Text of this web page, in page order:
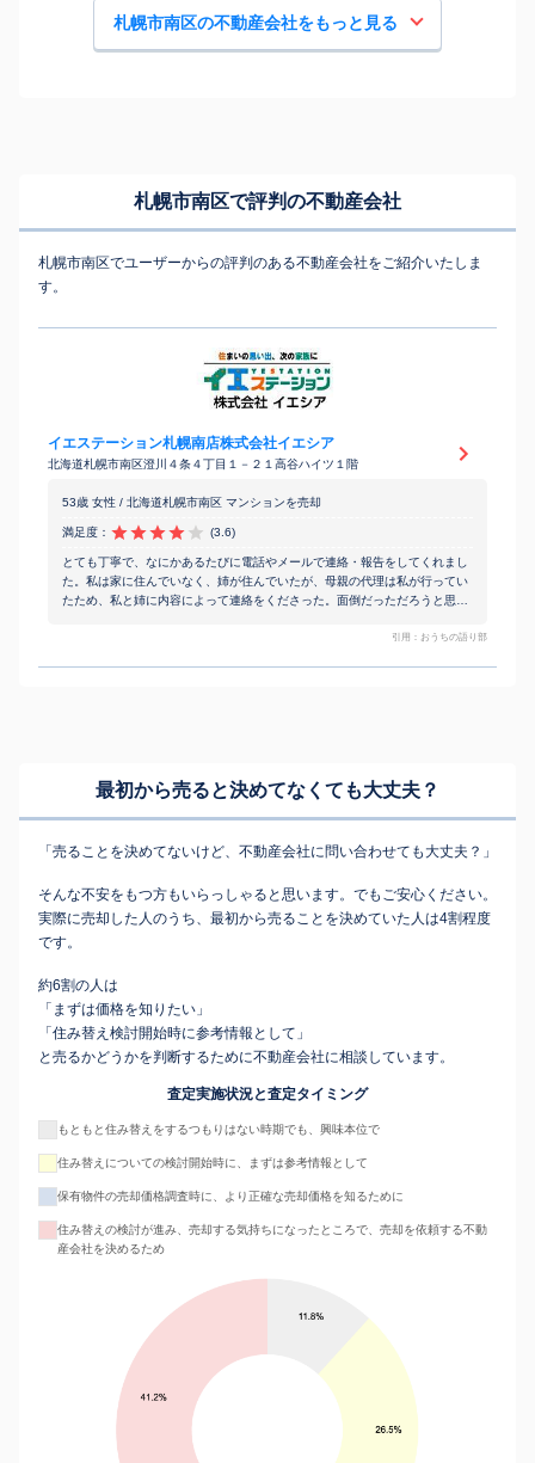
札幌市南区の不動産会社をもっと見る
札幌市南区で評判の不動産会社
札幌市南区でユーザーからの評判のある不動産会社をご紹介いたしま
す。
イエステーション札幌南店株式会社イエシア
北海道札幌市南区澄川４条４丁目１－２１高谷ハイツ１階
53歳 女性 / 北海道札幌市南区 マンションを売却
満足度： (3.6)
とても丁寧で、なにかあるたびに電話やメールで連絡・報告をしてくれまし
た。私は家に住んでいなく、姉が住んでいたが、母親の代理は私が行ってい
たため、私と姉に内容によって連絡をくださった。面倒だっただろうと思い
引用：おうちの語り部
最初から売ると決めてなくても大丈夫？
「売ることを決めてないけど、不動産会社に問い合わせても大丈夫？」
そんな不安をもつ方もいらっしゃると思います。でもご安心ください。
実際に売却した人のうち、最初から売ることを決めていた人は4割程度
です。
約6割の人は
「まずは価格を知りたい」
「住み替え検討開始時に参考情報として」
と売るかどうかを判断するために不動産会社に相談しています。
査定実施状況と査定タイミング
もともと住み替えをするつもりはない時期でも、興味本位で
住み替えについての検討開始時に、まずは参考情報として
保有物件の売却価格調査時に、より正確な売却価格を知るために
住み替えの検討が進み、売却する気持ちになったところで、売却を依頼する不動
産会社を決めるため